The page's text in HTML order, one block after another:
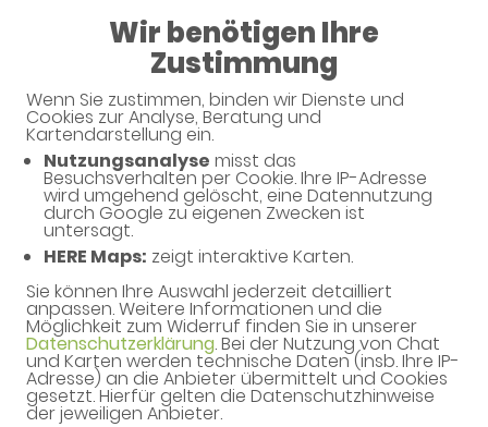
Wir benötigen Ihre
Zustimmung
Wenn Sie zustimmen, binden wir Dienste und
Cookies zur Analyse, Beratung und
Kartendarstellung ein.
Nutzungsanalyse misst das
Besuchsverhalten per Cookie. Ihre IP-Adresse
wird umgehend gelöscht, eine Datennutzung
durch Google zu eigenen Zwecken ist
untersagt.
HERE Maps: zeigt interaktive Karten.
Sie können Ihre Auswahl jederzeit detailliert
anpassen. Weitere Informationen und die
Möglichkeit zum Widerruf finden Sie in unserer
Datenschutzerklärung. Bei der Nutzung von Chat
und Karten werden technische Daten (insb. Ihre IP-
Adresse) an die Anbieter übermittelt und Cookies
gesetzt. Hierfür gelten die Datenschutzhinweise
der jeweiligen Anbieter.
Geschlossen
Apotheke im Metropol-Medical-Center
Haben Sie noch Fragen?
Dann schreiben Sie uns einfach eine Nachricht oder
rufen Sie uns direkt unter 0911 - 99904125 an. Wir
Ihre Daten
Vorname*